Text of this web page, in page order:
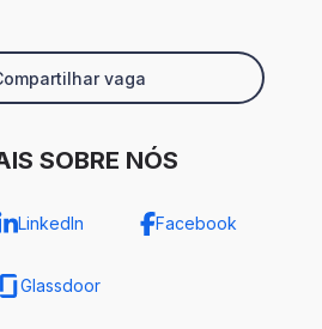
vaga
SOBRE NÓS
LinkedIn Facebook
Glassdoor